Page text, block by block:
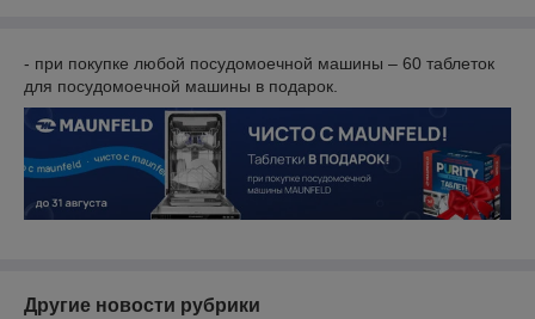
- при покупке любой посудомоечной машины – 60 таблеток
для посудомоечной машины в подарок.
Другие новости рубрики